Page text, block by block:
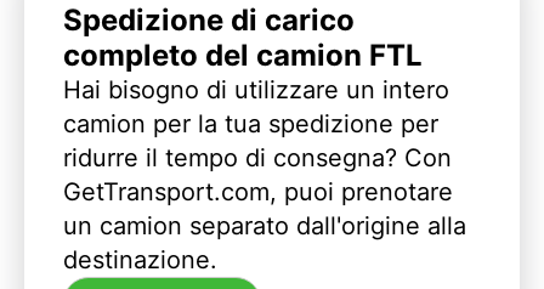
Spedizione di carico
completo del camion FTL
Hai bisogno di utilizzare un intero
camion per la tua spedizione per
ridurre il tempo di consegna? Con
GetTransport.com, puoi prenotare
un camion separato dall'origine alla
destinazione.